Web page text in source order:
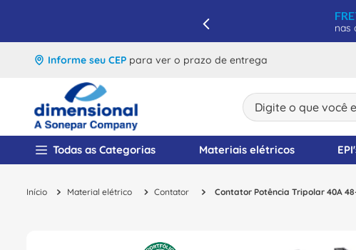
nas
Informe seu CEP para ver o prazo de entrega
Digite o que você
Todas as Categorias Materiais elétricos
Material elétrico Contator Contator Potência Tripolar 40A 48-
1º disjuntor
2º cabo flexivel